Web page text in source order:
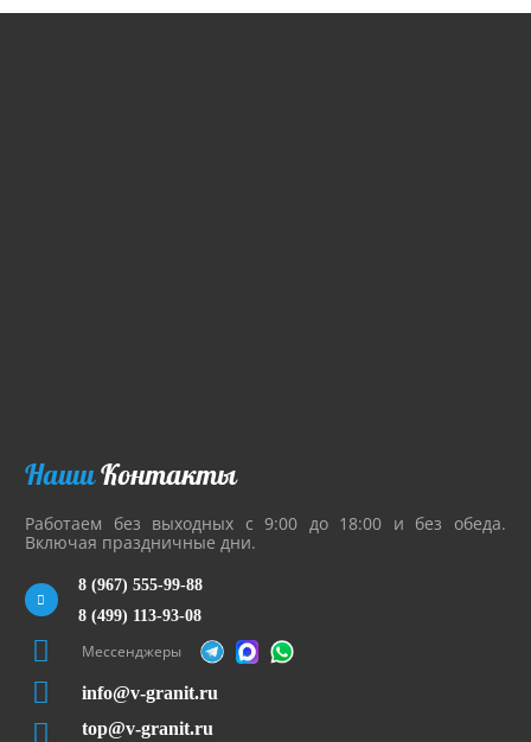
НашиКонтакты
Работаем без выходных с 9:00 до 18:00 и без обеда.
Включая праздничные дни.
8 (967) 555-99-88
8 (499) 113-93-08
Мессенджеры
info@v-granit.ru
top@v-granit.ru